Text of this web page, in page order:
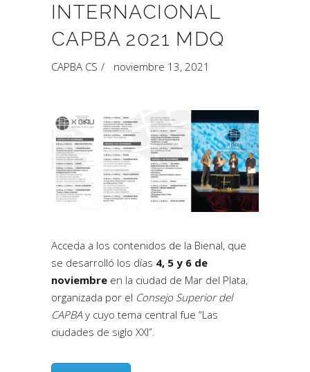
INTERNACIONAL
CAPBA 2021 MDQ
CAPBA CS noviembre 13, 2021
Acceda a los contenidos de la Bienal, que
se desarrolló los días 4, 5 y 6 de
noviembre en la ciudad de Mar del Plata,
organizada por el Consejo Superior del
CAPBA y cuyo tema central fue “Las
ciudades de siglo XXI”.